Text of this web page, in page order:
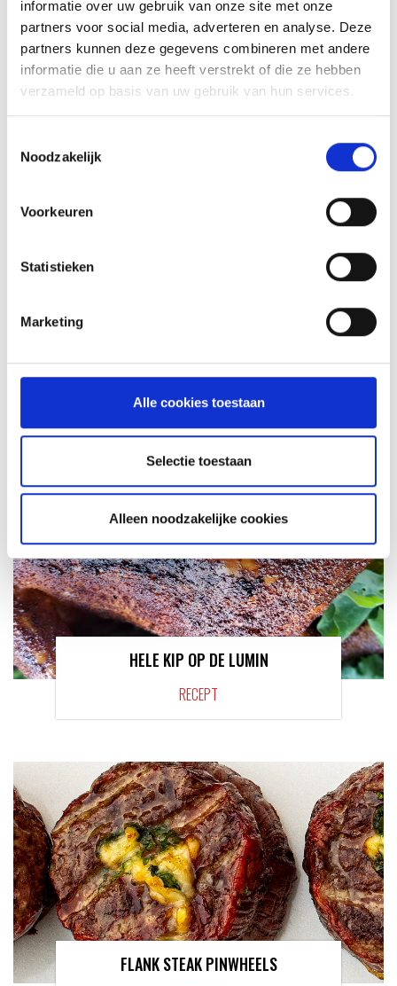
informatie over uw gebruik van onze site met onze
partners voor social media, adverteren en analyse. Deze
partners kunnen deze gegevens combineren met andere
informatie die u aan ze heeft verstrekt of die ze hebben
verzameld op basis van uw gebruik van hun services.
Noodzakelijk
Voorkeuren
Statistieken
Marketing
Alle cookies toestaan
Selectie toestaan
Alleen noodzakelijke cookies
BARBECUEWANT
HANDSCHOENEN
17,99
INSPIRATIE
RECEPTEN EN TIPS
MEER INFORMATIE
HELE KIP OP DE LUMIN
RECEPT
FLANK STEAK PINWHEELS